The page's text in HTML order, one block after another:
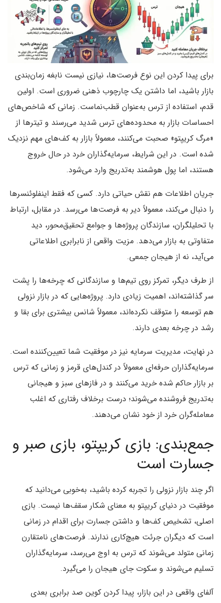
برای پیدا کردن این نوع فرصت‌ها، نیازی نیست نابغه زمان‌بندی
بازار باشید، اما داشتن یک چارچوب ذهنی ضروری است. اولین
قدم، استفاده از ترس به‌عنوان قطب‌نماست. زمانی که شاخص‌های
احساسات بازار به محدوده‌های ترس شدید می‌رسند و تیترها از
«مرگ کریپتو» صحبت می‌کنند، معمولاً بازار به کف‌های مهم نزدیک
شده است. در این شرایط، سرمایه‌گذاران خرد در حال خروج
هستند، اما پول هوشمند به‌تدریج وارد می‌شود.
جریان اطلاعات هم نقش حیاتی دارد. کسی که فقط اینفلوئنسرها
را دنبال می‌کند، معمولاً دیر به فرصت‌ها می‌رسد. در مقابل، ارتباط
با تحلیلگران، سازندگان پروژه‌ها و جوامع تحقیق‌محور، دید
متفاوتی به بازار می‌دهد. مزیت واقعی از نابرابری اطلاعاتی
می‌آید، نه از هیجان جمعی.
از طرف دیگر، تمرکز روی تیم‌ها و سازندگانی که چرخه‌ها را پشت
سر گذاشته‌اند، اهمیت زیادی دارد. پروژه‌هایی که در بازار نزولی
هم توسعه را متوقف نکرده‌اند، معمولاً شانس بیشتری برای بقا و
رشد در چرخه بعدی دارند.
در نهایت، مدیریت سرمایه نیز در موفقیت شما تعیین‌کننده است.
سرمایه‌گذاران حرفه‌ای معمولاً در کندل‌های قرمز و زمانی که ترس
بر بازار حاکم شده خرید می‌کنند و در فازهای سبز و هیجانی
به‌تدریج فروشنده می‌شوند؛ درست برخلاف رفتاری که اغلب
معامله‌گران خرد از خود نشان می‌دهند.
جمع‌بندی: بازی کریپتو، بازی صبر و
جسارت است
اگر چند بازار نزولی را تجربه کرده باشید، به‌خوبی می‌دانید که
موفقیت در دنیای کریپتو به معنای شکار سقف‌ها نیست. بازی
اصلی، تشخیص کف‌ها و داشتن جسارت برای اقدام در زمانی
است که دیگران جرئت هیچ‌کاری ندارند. فرصت‌های نامتقارن
زمانی متولد می‌شوند که ترس به اوج می‌رسد، سرمایه‌گذاران
تسلیم می‌شوند و سکوت جای هیجان را می‌گیرد.
آلفای واقعی در این بازار، پیدا کردن کوین صد برابری بعدی